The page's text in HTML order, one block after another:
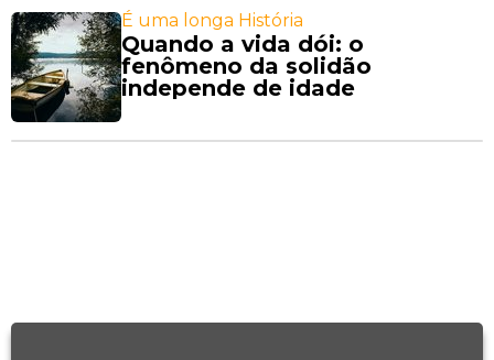
É uma longa História
Quando a vida dói: o
fenômeno da solidão
independe de idade